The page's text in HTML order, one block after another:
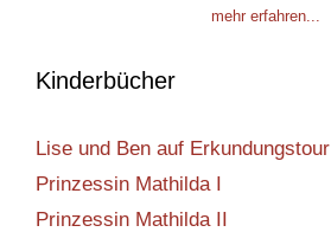
mehr erfahren...
Kinderbücher
Lise und Ben auf Erkundungstour
Prinzessin Mathilda I
Prinzessin Mathilda II